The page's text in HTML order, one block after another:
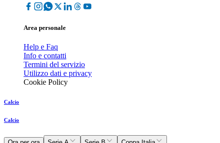
Area personale
Help e Faq
Info e contatti
Termini del servizio
Utilizzo dati e privacy
Cookie Policy
Calcio
Calcio